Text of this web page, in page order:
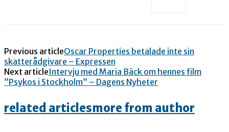
Previous articleOscar Properties betalade inte sin
skatterådgivare – Expressen
Next articleIntervju med Maria Bäck om hennes film
”Psykos i Stockholm” – Dagens Nyheter
related articlesmore from author